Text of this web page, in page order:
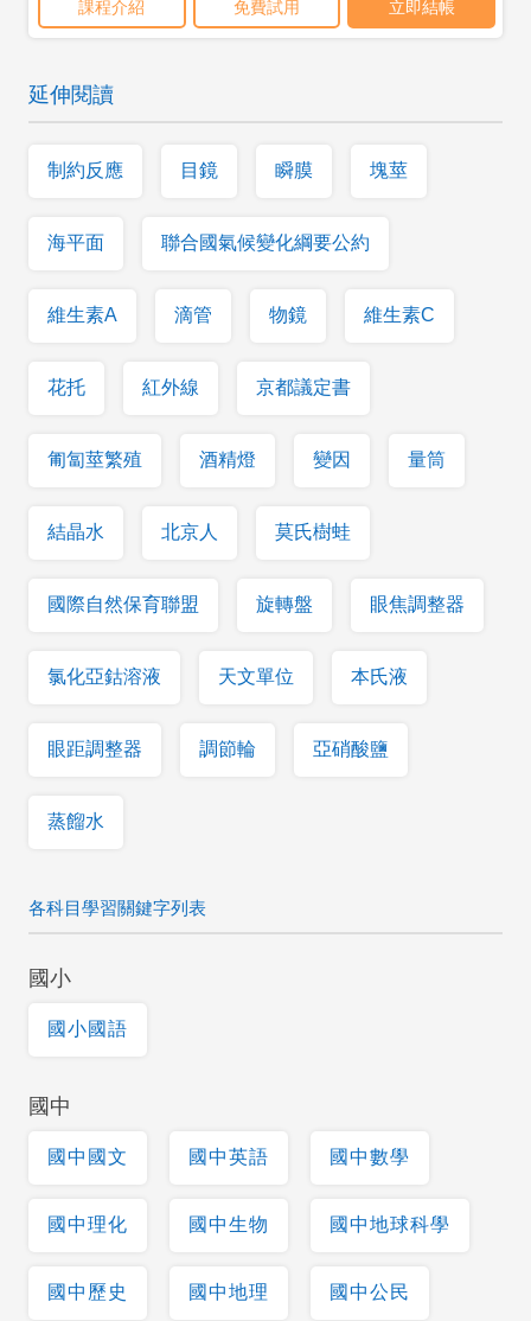
延伸閱讀
制約反應 目鏡 瞬膜 塊莖
海平面 聯合國氣候變化綱要公約
維生素A 滴管 物鏡 維生素C
花托 紅外線 京都議定書
匍匐莖繁殖 酒精燈 變因 量筒
結晶水 北京人 莫氏樹蛙
國際自然保育聯盟 旋轉盤 眼焦調整器
氯化亞鈷溶液 天文單位 本氏液
眼距調整器 調節輪 亞硝酸鹽
蒸餾水
各科目學習關鍵字列表
國小
國小國語
國中
國中國文 國中英語 國中數學
國中理化 國中生物 國中地球科學
國中歷史 國中地理 國中公民